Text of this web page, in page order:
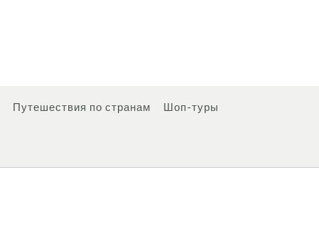
Путешествия по странам Шоп-туры